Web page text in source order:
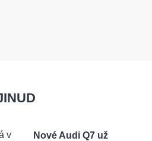
Nové Audi Q7 už